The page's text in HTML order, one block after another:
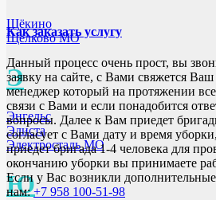
Щёкино
Щёлково МО
Э
Энгельс
Элиста
Электросталь МО
Ю
Как заказать услугу
Данный процесс очень прост, вы
заявку на сайте, с Вами свяжется
менеджер который на протяжении
связи с Вами и если понадобится
вопросы. Далее к Вам приедет
согласует с Вами дату и время
приедет бригада 1-4 человека для
окончанию уборки вы принимаете
Если у Вас возникли
нам:+7 958 100-51-98